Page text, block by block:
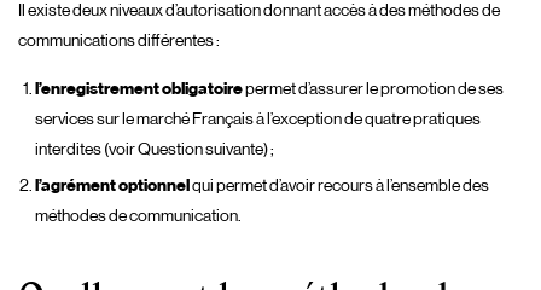
Il existe deux niveaux d’autorisation donnant accès à des méthodes de
communications différentes :
l’enregistrement obligatoirepermet d’assurer le promotion de ses
services sur le marché Français à l’exception de quatre pratiques
interdites (voir Question suivante) ;
l’agrément optionnel qui permet d’avoir recours à l’ensemble des
méthodes de communication.